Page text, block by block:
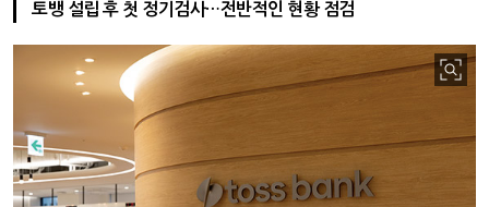
토뱅 설립 후 첫 정기검사…전반적인 현황 점검